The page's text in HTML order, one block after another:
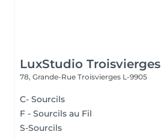
LuxStudio Troisvierges
78, Grande-Rue Troisvierges L-9905
C- Sourcils
F - Sourcils au Fil
S-Sourcils